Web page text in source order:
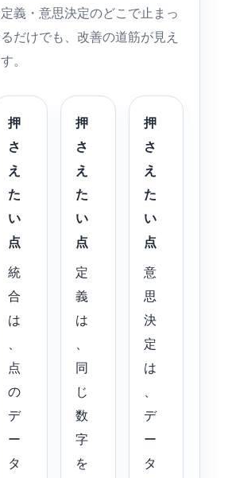
義・意思決定のどこで止まっ
だけでも、改善の道筋が見え
。
押
さ
え
た
い
点
統
合
は
、
点
の
デ
ー
タ
押
さ
え
た
い
点
定
義
は
、
同
じ
数
字
を
押
さ
え
た
い
点
意
思
決
定
は
、
デ
ー
タ